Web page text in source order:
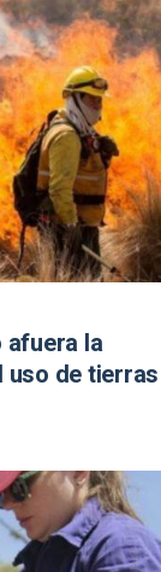
afuera la
uso de tierras